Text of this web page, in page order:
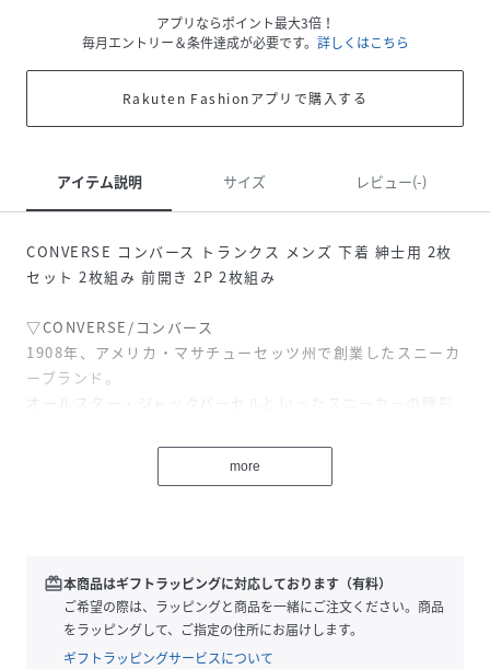
アプリならポイント最大3倍！
毎月エントリー＆条件達成が必要です。 詳しくはこちら
Rakuten Fashionアプリで購入する
アイテム説明 サイズ レビュー(-)
CONVERSE コンバース トランクス メンズ 下着 紳士用 2枚
セット 2枚組み 前開き 2P 2枚組み
▽CONVERSE/コンバース
1908年、アメリカ・マサチューセッツ州で創業したスニーカ
ーブランド。
オールスター・ジャックパーセルといったスニーカーの雛形
CONVERSEのアパレルアイテムやバッグは、シューズが日本
行で人気が沸騰。
国内の高級百貨店にもオンリーショップを構えるなど、ブラ
ンドが高く評価されている。
more
redeem本商品はギフトラッピングに対応しております（有料）
ご希望の際は、ラッピングと商品を一緒にご注文ください。商品
をラッピングして、ご指定の住所にお届けします。
ギフトラッピングサービスについて